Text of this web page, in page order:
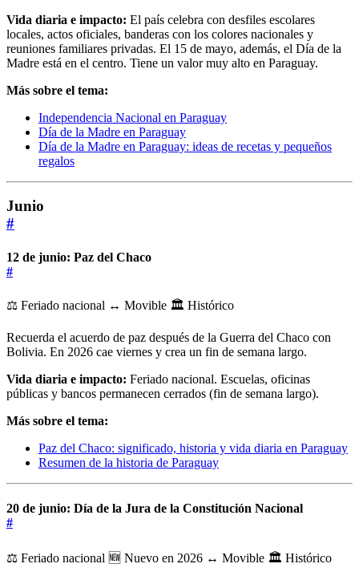
Vida diaria e impacto: El país celebra con desfiles escolares
locales, actos oficiales, banderas con los colores nacionales y
reuniones familiares privadas. El 15 de mayo, además, el Día de la
Madre está en el centro. Tiene un valor muy alto en Paraguay.
Más sobre el tema:
Independencia Nacional en Paraguay
Día de la Madre en Paraguay
Día de la Madre en Paraguay: ideas de recetas y pequeños
regalos
Junio
#
12 de junio: Paz del Chaco
#
⚖️ Feriado nacional ↔️ Movible 🏛️ Histórico
Recuerda el acuerdo de paz después de la Guerra del Chaco con
Bolivia. En 2026 cae viernes y crea un fin de semana largo.
Vida diaria e impacto: Feriado nacional. Escuelas, oficinas
públicas y bancos permanecen cerrados (fin de semana largo).
Más sobre el tema:
Paz del Chaco: significado, historia y vida diaria en Paraguay
Resumen de la historia de Paraguay
20 de junio: Día de la Jura de la Constitución Nacional
#
⚖️ Feriado nacional 🆕 Nuevo en 2026 ↔️ Movible 🏛️ Histórico